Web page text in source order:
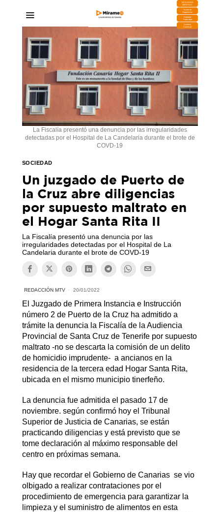
DESCARGA
MIRAPLAY
Buzón de
Sugerencias
Contratar
Publicidad
Contacto
Comercial
La Fiscalía presentó una denuncia por las irregularidades
detectadas por el Hospital de La Candelaria durante el brote de
COVD-19
SOCIEDAD
Un juzgado de Puerto de
la Cruz abre diligencias
por supuesto maltrato en
el Hogar Santa Rita II
La Fiscalía presentó una denuncia por las
irregularidades detectadas por el Hospital de La
Candelaria durante el brote de COVD-19
REDACCIÓN MTV 20/01/2022
El Juzgado de Primera Instancia e Instrucción
número 2 de Puerto de la Cruz ha admitido a
trámite la denuncia la Fiscalía de la Audiencia
Provincial de Santa Cruz de Tenerife por supuesto
maltrato -no se descarta la comisión de un delito
de homicidio imprudente- a ancianos en la
residencia de la tercera edad Hogar Santa Rita,
ubicada en el mismo municipio tinerfeño.
La denuncia fue admitida el pasado 17 de
noviembre. según confirmó hoy el Tribunal
Superior de Justicia de Canarias, se están
practicando diligencias y está previsto que se
tome declaración al máximo responsable del
centro en próximas semana.
Hay que recordar el Gobierno de Canarias se vio
olbigado a realizar contrataciones por el
procedimiento de emergencia para garantizar la
limpieza y el suministro de alimentos en esta